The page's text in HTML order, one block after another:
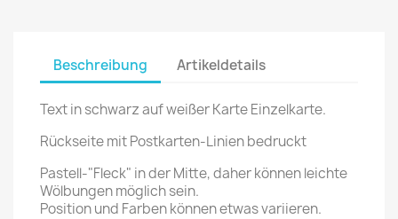
Beschreibung Artikeldetails
Text in schwarz auf weißer Karte Einzelkarte.
Rückseite mit Postkarten-Linien bedruckt
Pastell-"Fleck" in der Mitte, daher können leichte
Wölbungen möglich sein.
Position und Farben können etwas variieren.